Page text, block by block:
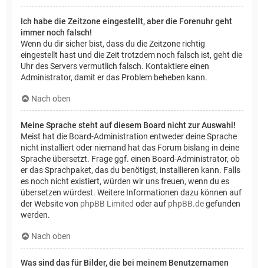
Ich habe die Zeitzone eingestellt, aber die Forenuhr geht
immer noch falsch!
Wenn du dir sicher bist, dass du die Zeitzone richtig
eingestellt hast und die Zeit trotzdem noch falsch ist, geht die
Uhr des Servers vermutlich falsch. Kontaktiere einen
Administrator, damit er das Problem beheben kann.
Nach oben
Meine Sprache steht auf diesem Board nicht zur Auswahl!
Meist hat die Board-Administration entweder deine Sprache
nicht installiert oder niemand hat das Forum bislang in deine
Sprache übersetzt. Frage ggf. einen Board-Administrator, ob
er das Sprachpaket, das du benötigst, installieren kann. Falls
es noch nicht existiert, würden wir uns freuen, wenn du es
übersetzen würdest. Weitere Informationen dazu können auf
der Website von phpBB Limited oder auf phpBB.degefunden
werden.
Nach oben
Was sind das für Bilder, die bei meinem Benutzernamen